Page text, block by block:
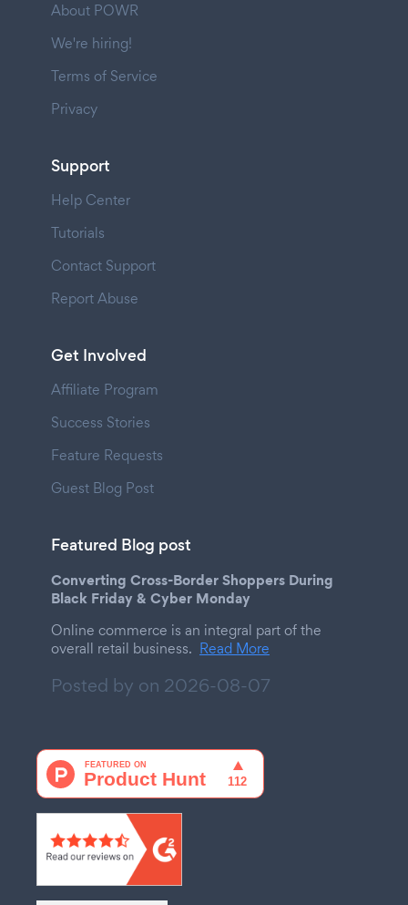
About POWR
We're hiring!
Terms of Service
Privacy
Support
Help Center
Tutorials
Contact Support
Report Abuse
Get Involved
Affiliate Program
Success Stories
Feature Requests
Guest Blog Post
Featured Blog post
Converting Cross-Border Shoppers During
Black Friday & Cyber Monday
Online commerce is an integral part of the
overall retail business. Read More
Posted by on 2026-08-07